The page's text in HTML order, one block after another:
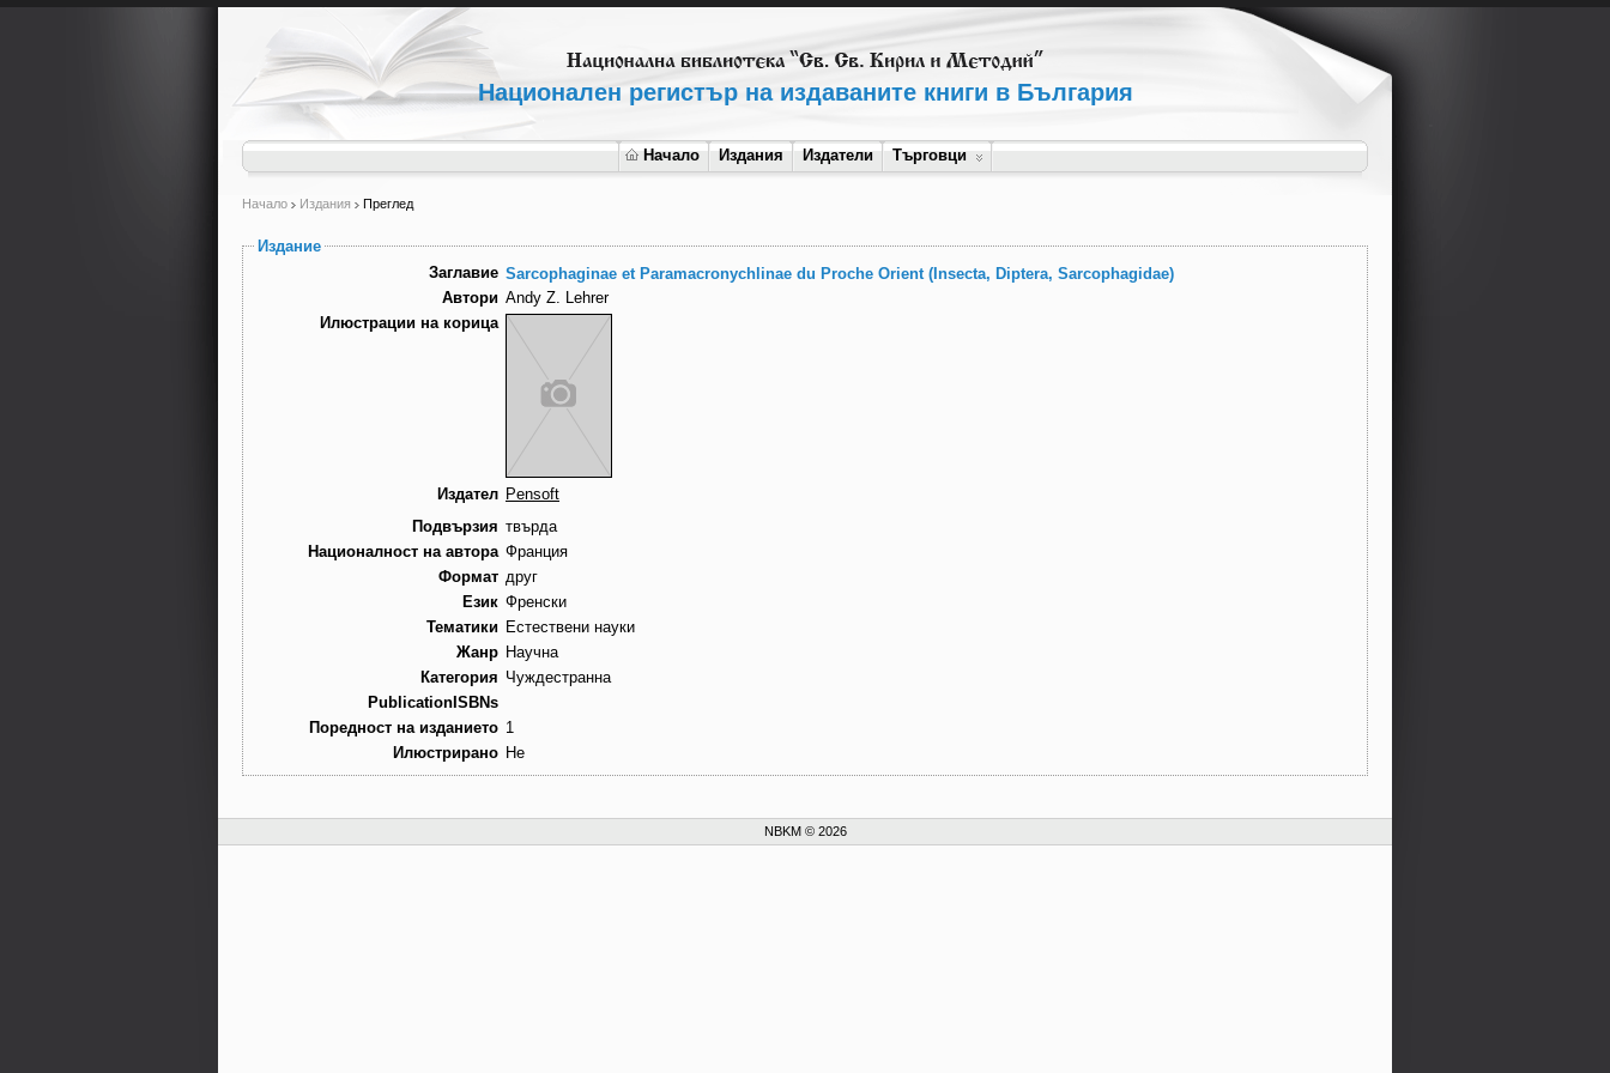
Национален регистър на издаваните книги в България
Начало Издания Издатели Търговци
Начало Издания Преглед
Издание
Заглавие Sarcophaginae et Paramacronychlinae du Proche Orient (Insecta, Diptera, Sarcophagidae)
Автори Andy Z. Lehrer
Илюстрации на корица
Издател Pensoft
Подвързия твърда
Националност на автора Франция
Формат друг
Език Френски
Тематики Естествени науки
Жанр Научна
Категория Чуждестранна
PublicationISBNs
Поредност на изданието 1
Илюстрирано Не
NBKM © 2026